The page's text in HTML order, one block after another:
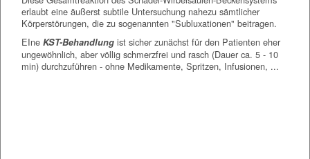
erlaubt eine äußerst subtile Untersuchung nahezu sämtlicher
Körperstörungen, die zu sogenannten "Subluxationen" beitragen.
EIne KST-Behandlung ist sicher zunächst für den Patienten eher
ungewöhnlich, aber völlig schmerzfrei und rasch (Dauer ca. 5 - 10
min) durchzuführen - ohne Medikamente, Spritzen, Infusionen, ...